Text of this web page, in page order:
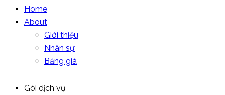
Home
About
Giới thiệu
Nhân sự
Bảng giá
Gói dịch vụ